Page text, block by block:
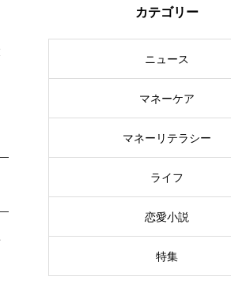
カテゴリー
ニュース
マネーケア
マネーリテラシー
ライフ
恋愛小説
特集